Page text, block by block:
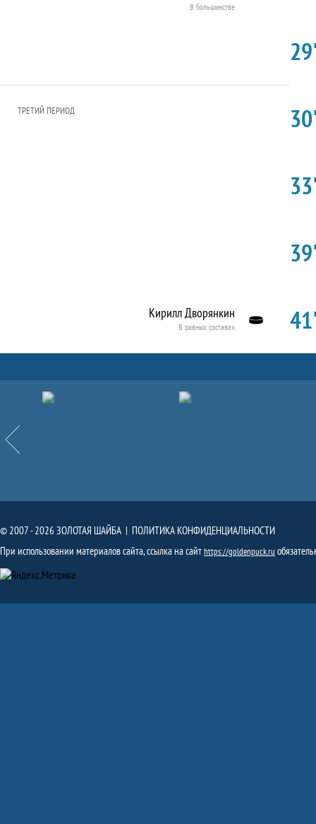
В большинстве
ТРЕТИЙ ПЕРИОД
Кирилл Дворянкин
В равных составах
Назад
Партнёры
© 2007 - 2026 ЗОЛОТАЯ ШАЙБА | ПОЛИТИКА КОНФИДЕНЦИАЛЬНОСТИ
При использовании материалов сайта, ссылка на сайтhttps://goldenpuck.ru